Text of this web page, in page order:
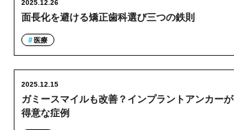
面長化を避ける矯正歯科選び三つの鉄則
2025.12.26
医療
ガミースマイルも改善？インプラントアンカーが
得意な症例
2025.12.15